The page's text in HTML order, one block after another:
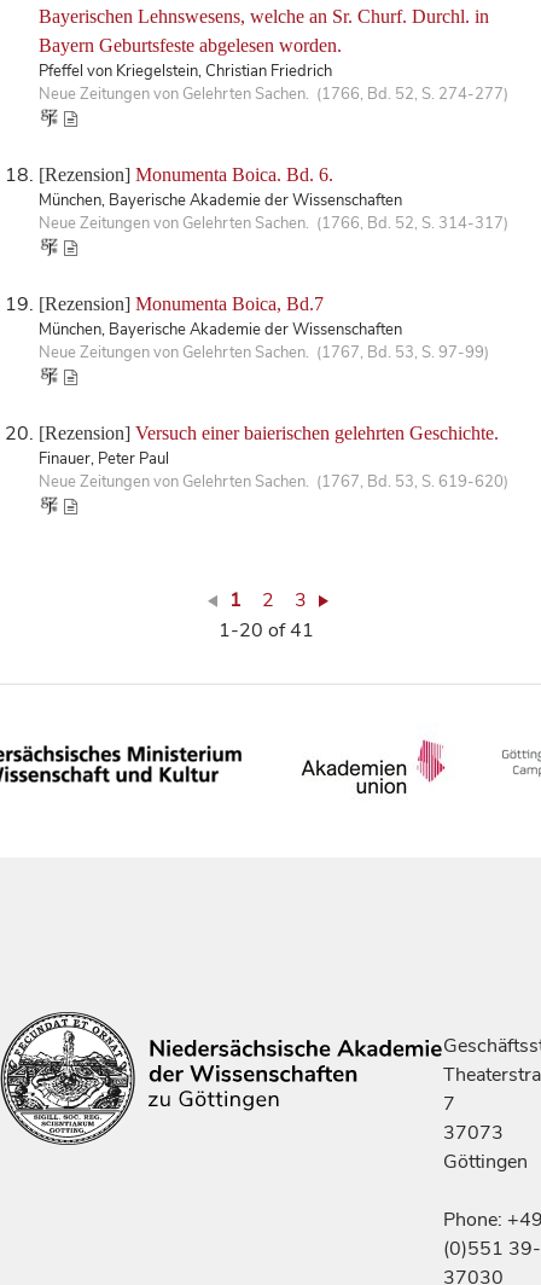
Bayerischen Lehnswesens, welche an Sr. Churf. Durchl. in
Bayern Geburtsfeste abgelesen worden.
Pfeffel von Kriegelstein, Christian Friedrich
Neue Zeitungen von Gelehrten Sachen. (1766, Bd. 52, S. 274-277)
[Rezension] Monumenta Boica. Bd. 6.
München, Bayerische Akademie der Wissenschaften
Neue Zeitungen von Gelehrten Sachen. (1766, Bd. 52, S. 314-317)
[Rezension] Monumenta Boica, Bd.7
München, Bayerische Akademie der Wissenschaften
Neue Zeitungen von Gelehrten Sachen. (1767, Bd. 53, S. 97-99)
[Rezension] Versuch einer baierischen gelehrten Geschichte.
Finauer, Peter Paul
Neue Zeitungen von Gelehrten Sachen. (1767, Bd. 53, S. 619-620)
1 2
3
1-20 of 41
7
37073
Göttingen
Phone:
(0)551 39-
37030